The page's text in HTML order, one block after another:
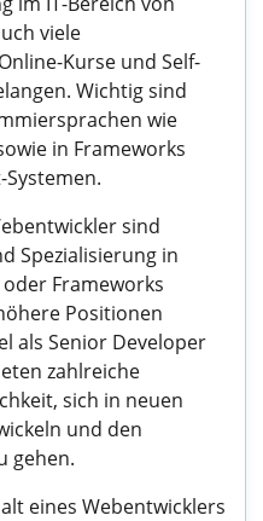
viele
Kurse und Self-
Wichtig sind
wie
in Frameworks
sind
Spezialisierung in
Frameworks
Positionen
als Senior Developer
zahlreiche
sich in neuen
und den
gehen.
eines Webentwicklers